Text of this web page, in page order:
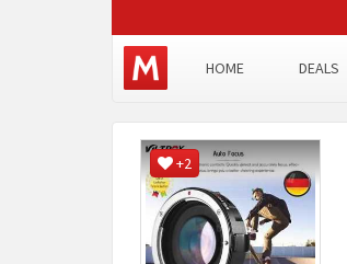
HOME DEALS
+2